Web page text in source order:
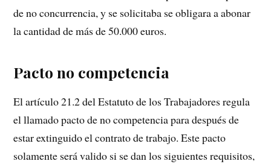
de no concurrencia, y se solicitaba se obligara a abonar
la cantidad de más de 50.000 euros.
Pacto no competencia
El artículo 21.2 del Estatuto de los Trabajadores regula
el llamado pacto de no competencia para después de
estar extinguido el contrato de trabajo. Este pacto
solamente será valido si se dan los siguientes requisitos,